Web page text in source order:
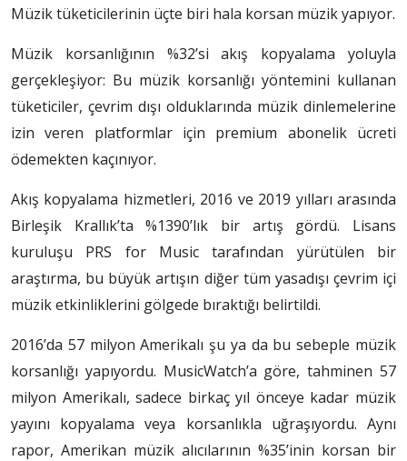
Müzik tüketicilerinin üçte biri hala korsan müzik yapıyor.
Müzik korsanlığının %32’si akış kopyalama yoluyla
gerçekleşiyor: Bu müzik korsanlığı yöntemini kullanan
tüketiciler, çevrim dışı olduklarında müzik dinlemelerine
izin veren platformlar için premium abonelik ücreti
ödemekten kaçınıyor.
Akış kopyalama hizmetleri, 2016 ve 2019 yılları arasında
Birleşik Krallık’ta %1390’lık bir artış gördü. Lisans
kuruluşu PRS for Music tarafından yürütülen bir
araştırma, bu büyük artışın diğer tüm yasadışı çevrim içi
müzik etkinliklerini gölgede bıraktığı belirtildi.
2016’da 57 milyon Amerikalı şu ya da bu sebeple müzik
korsanlığı yapıyordu. MusicWatch’a göre, tahminen 57
milyon Amerikalı, sadece birkaç yıl önceye kadar müzik
yayını kopyalama veya korsanlıkla uğraşıyordu. Aynı
rapor, Amerikan müzik alıcılarının %35’inin korsan bir